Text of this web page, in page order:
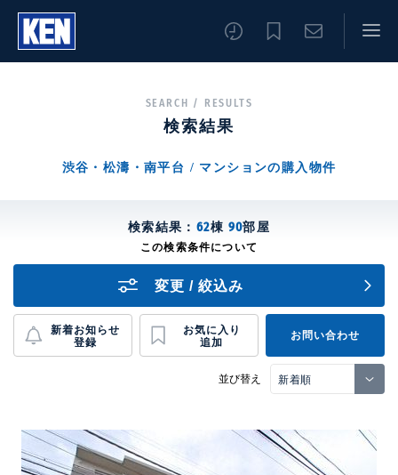
SEARCH / RESULTS
検索結果
渋谷・松濤・南平台 / マンションの購入物件
検索結果： 62棟 90部屋
変更 / 絞込み
新着お知らせ
登録
お気に入り
追加
お問い合わせ
並び替え